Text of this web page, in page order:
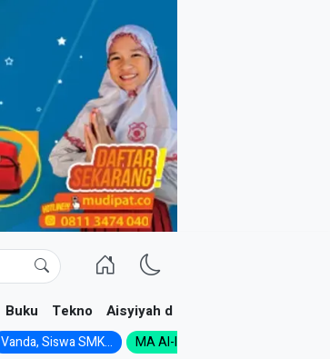
Buku Tekno Aisyiyah dan NA
Vanda, Siswa SMK... MA Al-Ishlah Gelar...